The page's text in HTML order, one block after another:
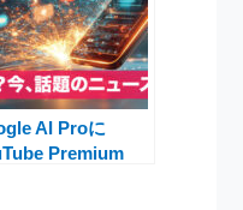
AI Proに
Premium